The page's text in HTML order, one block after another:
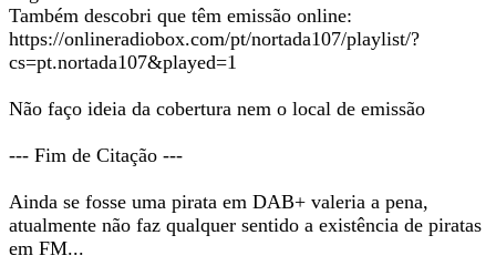
Também descobri que têm emissão online:
https://onlineradiobox.com/pt/nortada107/playlist/?
cs=pt.nortada107&played=1
Não faço ideia da cobertura nem o local de emissão
--- Fim de Citação ---
Ainda se fosse uma pirata em DAB+ valeria a pena,
atualmente não faz qualquer sentido a existência de piratas
em FM...